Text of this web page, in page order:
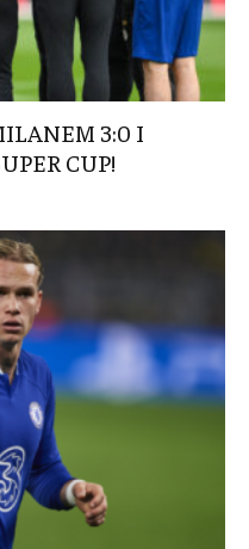
3:0 I
CUP!